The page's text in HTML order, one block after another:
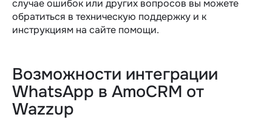
случае ошибок или других вопросов вы можете
обратиться в техническую поддержку и к
инструкциям на сайте помощи.
Возможности интеграции
WhatsApp в AmoCRM от
Wazzup